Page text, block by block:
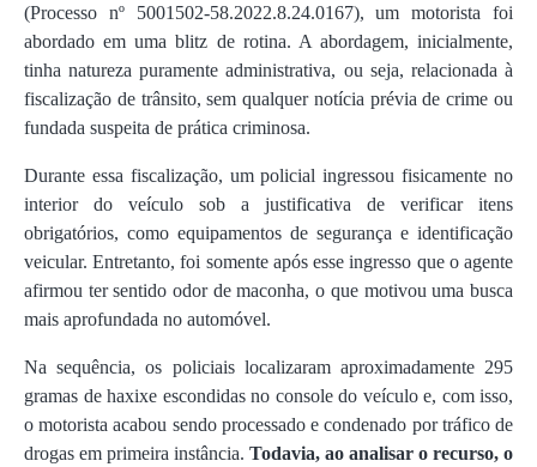
(Processo nº 5001502-58.2022.8.24.0167), um motorista foi
abordado em uma blitz de rotina. A abordagem, inicialmente,
tinha natureza puramente administrativa, ou seja, relacionada à
fiscalização de trânsito, sem qualquer notícia prévia de crime ou
fundada suspeita de prática criminosa.
Durante essa fiscalização, um policial ingressou fisicamente no
interior do veículo sob a justificativa de verificar itens
obrigatórios, como equipamentos de segurança e identificação
veicular. Entretanto, foi somente após esse ingresso que o agente
afirmou ter sentido odor de maconha, o que motivou uma busca
mais aprofundada no automóvel.
Na sequência, os policiais localizaram aproximadamente 295
gramas de haxixe escondidas no console do veículo e, com isso,
o motorista acabou sendo processado e condenado por tráfico de
drogas em primeira instância. Todavia, ao analisar o recurso, o